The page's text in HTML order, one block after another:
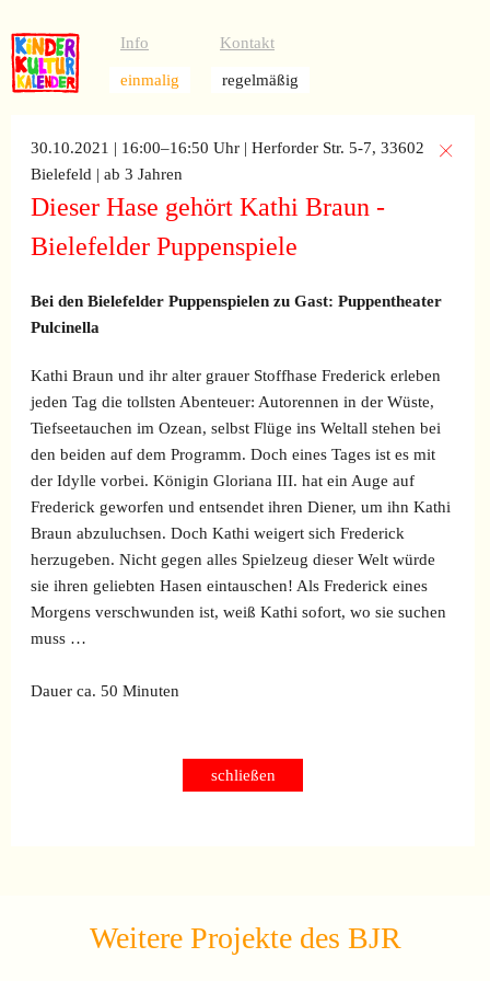
einmalig regelmäßig
Info Kontakt
30.10.2021 | 16:00–16:50 Uhr | Herforder Str. 5-7, 33602
Bielefeld | ab 3 Jahren
Dieser Hase gehört Kathi Braun -
Bielefelder Puppenspiele
Bei den Bielefelder Puppenspielen zu Gast: Puppentheater
Pulcinella
Kathi Braun und ihr alter grauer Stoffhase Frederick erleben
jeden Tag die tollsten Abenteuer: Autorennen in der Wüste,
Tiefseetauchen im Ozean, selbst Flüge ins Weltall stehen bei
den beiden auf dem Programm. Doch eines Tages ist es mit
der Idylle vorbei. Königin Gloriana III. hat ein Auge auf
Frederick geworfen und entsendet ihren Diener, um ihn Kathi
Braun abzuluchsen. Doch Kathi weigert sich Frederick
herzugeben. Nicht gegen alles Spielzeug dieser Welt würde
sie ihren geliebten Hasen eintauschen! Als Frederick eines
Morgens verschwunden ist, weiß Kathi sofort, wo sie suchen
muss …
Dauer ca. 50 Minuten
schließen
Weitere Projekte des BJR